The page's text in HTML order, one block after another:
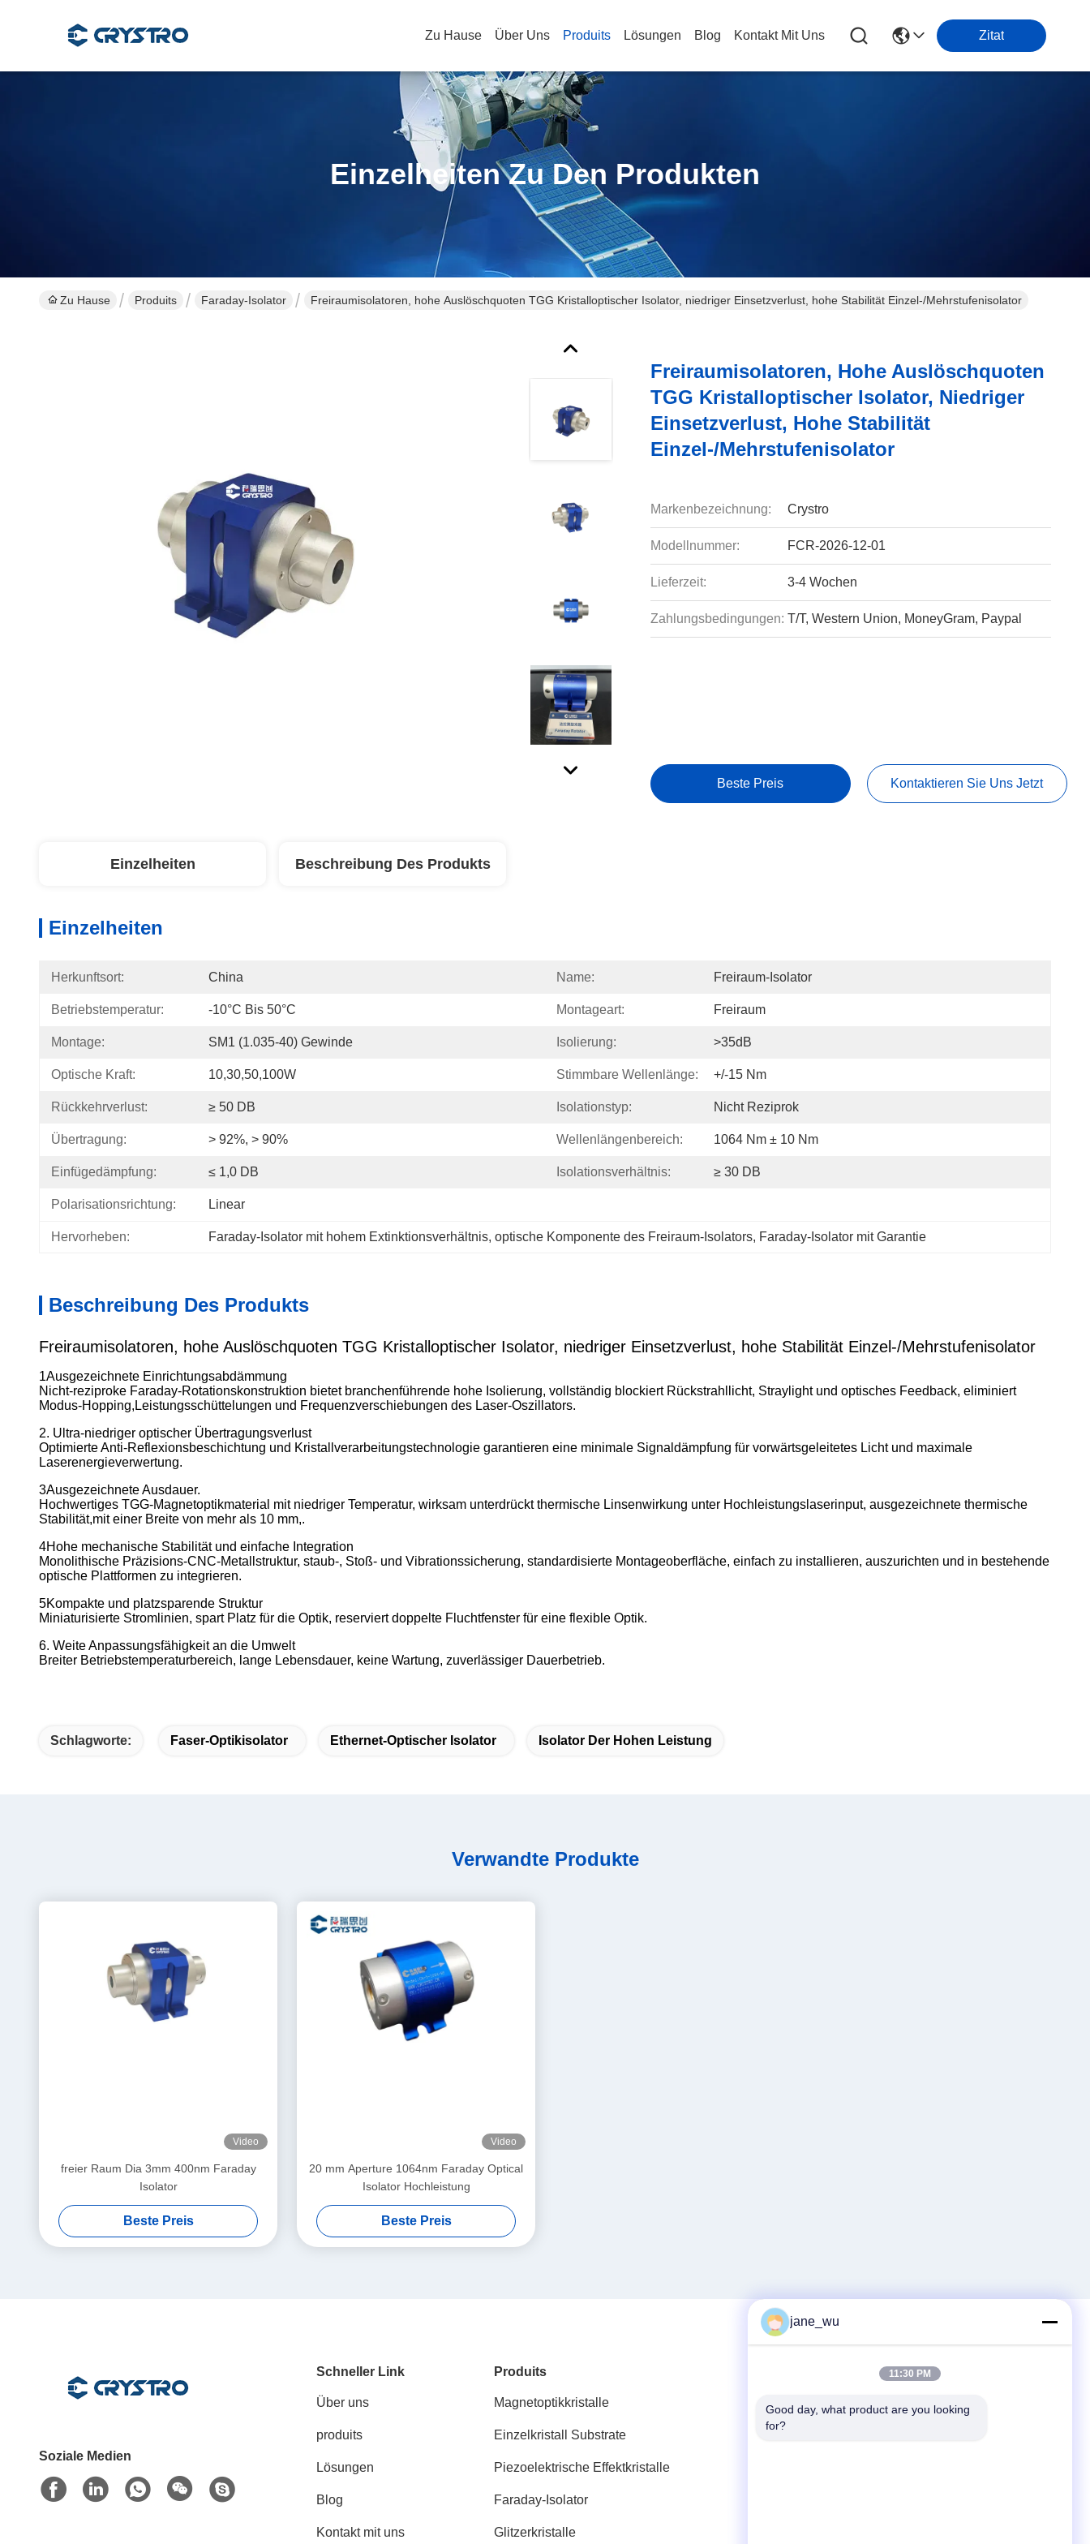
Zu Hause Über Uns Produits Lösungen Blog Kontakt Mit Uns Zitat
Einzelheiten Zu Den Produkten
Zu Hause Produits Faraday-Isolator Freiraumisolatoren, hohe Auslöschquoten TGG Kristalloptischer Isolator, niedriger Einsetzverlust, hohe Stabilität Einzel-/Mehrstufenisolator
Freiraumisolatoren, Hohe Auslöschquoten
TGG Kristalloptischer Isolator, Niedriger
Einsetzverlust, Hohe Stabilität
Einzel-/Mehrstufenisolator
Markenbezeichnung: Crystro
Modellnummer: FCR-2026-12-01
Lieferzeit: 3-4 Wochen
Zahlungsbedingungen: T/T, Western Union, MoneyGram, Paypal
Beste Preis Kontaktieren Sie Uns Jetzt
Einzelheiten Beschreibung Des Produkts
Einzelheiten
Herkunftsort: China Name: Freiraum-Isolator
Betriebstemperatur: -10°C Bis 50°C Montageart: Freiraum
Montage: SM1 (1.035-40) Gewinde Isolierung: >35dB
Optische Kraft: 10,30,50,100W Stimmbare Wellenlänge: +/-15 Nm
Rückkehrverlust: ≥ 50 DB Isolationstyp: Nicht Reziprok
Übertragung: > 92%, > 90% Wellenlängenbereich: 1064 Nm ± 10 Nm
Einfügedämpfung: ≤ 1,0 DB Isolationsverhältnis: ≥ 30 DB
Polarisationsrichtung: Linear
Hervorheben: Faraday-Isolator mit hohem Extinktionsverhältnis, optische Komponente des Freiraum-Isolators, Faraday-Isolator mit Garantie
Beschreibung Des Produkts
Freiraumisolatoren, hohe Auslöschquoten TGG Kristalloptischer Isolator, niedriger Einsetzverlust, hohe Stabilität Einzel-/Mehrstufenisolator
1Ausgezeichnete Einrichtungsabdämmung
Nicht-reziproke Faraday-Rotationskonstruktion bietet branchenführende hohe Isolierung, vollständig blockiert Rückstrahllicht, Straylight und optisches Feedback, eliminiert
Modus-Hopping,Leistungsschüttelungen und Frequenzverschiebungen des Laser-Oszillators.
2. Ultra-niedriger optischer Übertragungsverlust
Optimierte Anti-Reflexionsbeschichtung und Kristallverarbeitungstechnologie garantieren eine minimale Signaldämpfung für vorwärtsgeleitetes Licht und maximale
Laserenergieverwertung.
3Ausgezeichnete Ausdauer.
Hochwertiges TGG-Magnetoptikmaterial mit niedriger Temperatur, wirksam unterdrückt thermische Linsenwirkung unter Hochleistungslaserinput, ausgezeichnete thermische
Stabilität,mit einer Breite von mehr als 10 mm,.
4Hohe mechanische Stabilität und einfache Integration
Monolithische Präzisions-CNC-Metallstruktur, staub-, Stoß- und Vibrationssicherung, standardisierte Montageoberfläche, einfach zu installieren, auszurichten und in bestehende
optische Plattformen zu integrieren.
5Kompakte und platzsparende Struktur
Miniaturisierte Stromlinien, spart Platz für die Optik, reserviert doppelte Fluchtfenster für eine flexible Optik.
6. Weite Anpassungsfähigkeit an die Umwelt
Breiter Betriebstemperaturbereich, lange Lebensdauer, keine Wartung, zuverlässiger Dauerbetrieb.
Schlagworte: Faser-Optikisolator Ethernet-Optischer Isolator Isolator Der Hohen Leistung
Verwandte Produkte
Video
freier Raum Dia 3mm 400nm Faraday
Isolator
Beste Preis
Video
20 mm Aperture 1064nm Faraday Optical
Isolator Hochleistung
Beste Preis
Soziale Medien
Schneller Link
Über uns
produits
Lösungen
Blog
Kontakt mit uns
Produits
Magnetoptikkristalle
Einzelkristall Substrate
Piezoelektrische Effektkristalle
Faraday-Isolator
Glitzerkristalle
Schnelle Kontaktaufnahme
Tel.
jane_wu
11:30 PM
Good day, what product are you looking
for?